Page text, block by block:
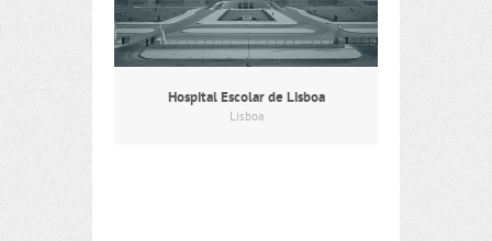
Hospital Escolar de Lisboa
Lisboa